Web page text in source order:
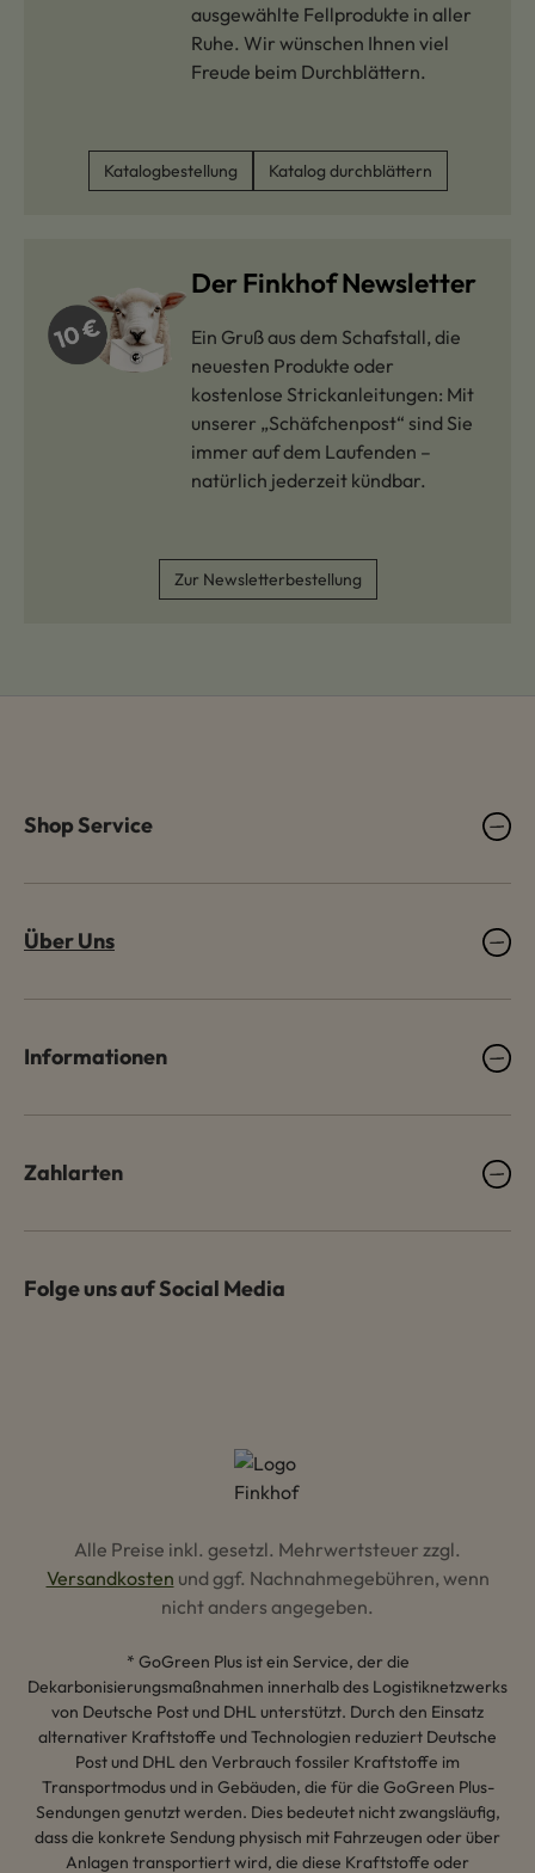
ausgewählte Fellprodukte in aller
Ruhe. Wir wünschen Ihnen viel
Freude beim Durchblättern.
Katalogbestellung Katalog durchblättern
Der Finkhof Newsletter
Ein Gruß aus dem Schafstall, die
neuesten Produkte oder
kostenlose Strickanleitungen: Mit
unserer „Schäfchenpost“ sind Sie
immer auf dem Laufenden –
natürlich jederzeit kündbar.
Zur Newsletterbestellung
Shop Service
Über Uns
Informationen
Zahlarten
Folge uns auf Social Media
Alle Preise inkl. gesetzl. Mehrwertsteuer zzgl.
Versandkosten und ggf. Nachnahmegebühren, wenn
nicht anders angegeben.
* GoGreen Plus ist ein Service, der die
Dekarbonisierungsmaßnahmen innerhalb des Logistiknetzwerks
von Deutsche Post und DHL unterstützt. Durch den Einsatz
alternativer Kraftstoffe und Technologien reduziert Deutsche
Post und DHL den Verbrauch fossiler Kraftstoffe im
Transportmodus und in Gebäuden, die für die GoGreen Plus-
Sendungen genutzt werden. Dies bedeutet nicht zwangsläufig,
dass die konkrete Sendung physisch mit Fahrzeugen oder über
Anlagen transportiert wird, die diese Kraftstoffe oder